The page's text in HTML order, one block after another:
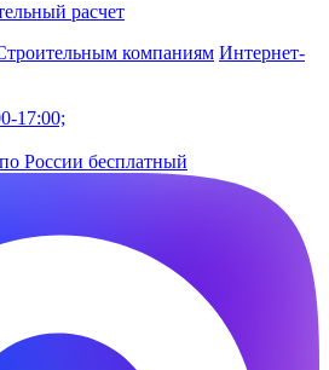
расчет
компаниям Интернет-
17:00;
России бесплатный